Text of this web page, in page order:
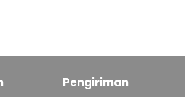
Pengiriman